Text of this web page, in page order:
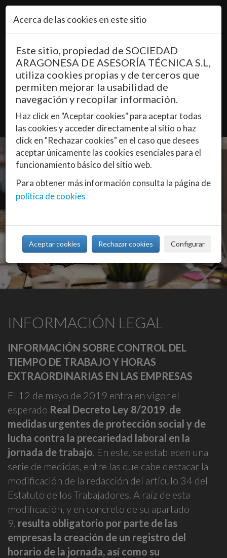
Pasar al contenido principal
QUÉ ES
PRECIO
CÓMO FUNCIONA
MANUALES
INFORMACIÓN LEGAL
INFORMACIÓN SOBRE CONTROL DEL
TIEMPO DE TRABAJO Y HORAS
EXTRAORDINARIAS EN LAS EMPRESAS
El 12 de mayo de 2019 entra en vigor el
esperado Real Decreto Ley 8/2019 de
medidas urgentes de protección social y de
lucha contra la precariedad laboral en la
jornada de trabajo . En este, se establecen una
serie de medidas, entre las que cabe destacar la
modificación de la redacción del artículo 34 del
Estatuto de los Trabajadores. A raíz de esta
modificación, y en concreto de su apartado
9, resulta obligatorio por parte de las
empresas la creación de un registro del
horario de la jornada, así como su
Acerca de las cookies en este sitio
Este sitio, propiedad de SOCIEDAD
ARAGONESA DE ASESORÍA TÉCNICA S.L,
utiliza cookies propias y de terceros que
permiten mejorar la usabilidad de
navegación y recopilar información.
Haz click en "Aceptar cookies" para aceptar todas
las cookies y acceder directamente al sitio o haz
click en "Rechazar cookies" en el caso que desees
aceptar únicamente las cookies esenciales para el
funcionamiento básico del sitio web.
Para obtener más información consulta la página de
política de cookies
Aceptar cookies Rechazar cookies Configurar